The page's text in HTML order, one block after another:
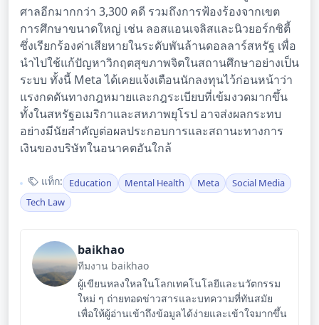
ศาลอีกมากกว่า 3,300 คดี รวมถึงการฟ้องร้องจากเขต
การศึกษาขนาดใหญ่ เช่น ลอสแอนเจลิสและนิวยอร์กซิตี้
ซึ่งเรียกร้องค่าเสียหายในระดับพันล้านดอลลาร์สหรัฐ เพื่อ
นำไปใช้แก้ปัญหาวิกฤตสุขภาพจิตในสถานศึกษาอย่างเป็น
ระบบ ทั้งนี้ Meta ได้เคยแจ้งเตือนนักลงทุนไว้ก่อนหน้าว่า
แรงกดดันทางกฎหมายและกฎระเบียบที่เข้มงวดมากขึ้น
ทั้งในสหรัฐอเมริกาและสหภาพยุโรป อาจส่งผลกระทบ
อย่างมีนัยสำคัญต่อผลประกอบการและสถานะทางการ
เงินของบริษัทในอนาคตอันใกล้
แท็ก: Education Mental Health Meta
Social Media
Tech Law
baikhao
ทีมงาน baikhao
ผู้เขียนหลงใหลในโลกเทคโนโลยีและนวัตกรรม
ใหม่ ๆ ถ่ายทอดข่าวสารและบทความที่ทันสมัย
เพื่อให้ผู้อ่านเข้าถึงข้อมูลได้ง่ายและเข้าใจมากขึ้น